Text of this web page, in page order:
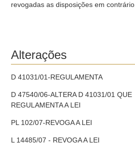
revogadas as disposições em contrário.
Alterações
D 41031/01-REGULAMENTA
D 47540/06-ALTERA D 41031/01 QUE
REGULAMENTA A LEI
PL 102/07-REVOGA A LEI
L 14485/07 - REVOGA A LEI